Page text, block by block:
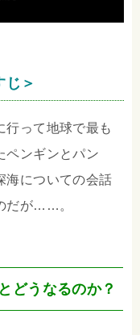
じ＞
行って地球で最も
ペンギンとパン
海についての会話
だが……。
どうなるのか？